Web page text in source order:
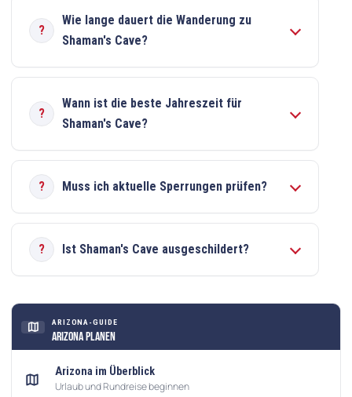
Wie lange dauert die Wanderung zu
Shaman's Cave?
Wann ist die beste Jahreszeit für
Shaman's Cave?
Muss ich aktuelle Sperrungen prüfen?
Ist Shaman's Cave ausgeschildert?
map ARIZONA-GUIDE
Arizona planen
map
Arizona im Überblick
Urlaub und Rundreise beginnen